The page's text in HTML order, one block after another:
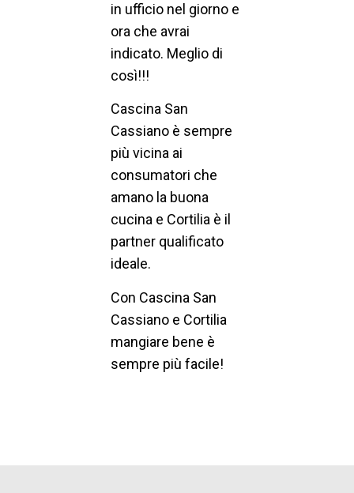
in ufficio nel giorno e
ora che avrai
indicato. Meglio di
così!!!
Cascina San
Cassiano è sempre
più vicina ai
consumatori che
amano la buona
cucina e Cortilia è il
partner qualificato
ideale.
Con Cascina San
Cassiano e Cortilia
mangiare bene è
sempre più facile!